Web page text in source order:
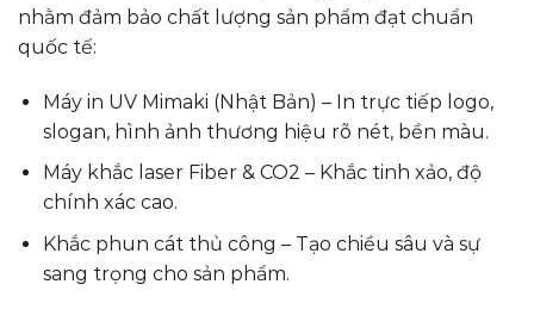
nhằm đảm bảo chất lượng sản phẩm đạt chuẩn
quốc tế:
Máy in UV Mimaki (Nhật Bản) – In trực tiếp logo,
slogan, hình ảnh thương hiệu rõ nét, bền màu.
Máy khắc laser Fiber & CO2 – Khắc tinh xảo, độ
chính xác cao.
Khắc phun cát thủ công – Tạo chiều sâu và sự
sang trọng cho sản phẩm.